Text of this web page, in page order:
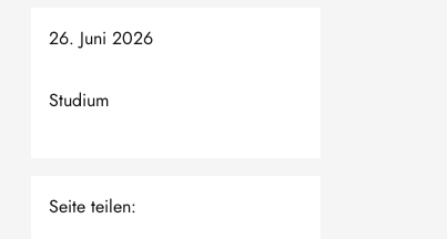
26. Juni 2026
Studium
Seite teilen: